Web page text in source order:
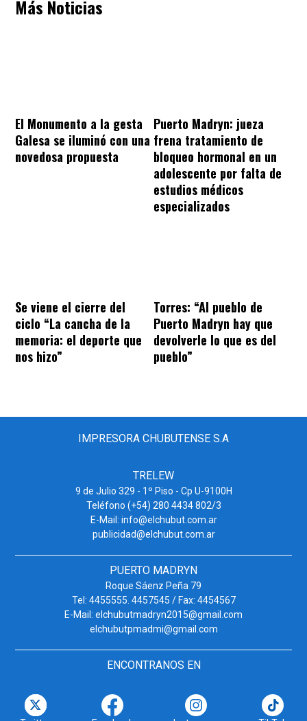
Más Noticias
El Monumento a la gesta
Galesa se iluminó con una
novedosa propuesta
Puerto Madryn: jueza
frena tratamiento de
bloqueo hormonal en un
adolescente por falta de
estudios médicos
especializados
Se viene el cierre del
ciclo “La cancha de la
memoria: el deporte que
nos hizo”
Torres: “Al pueblo de
Puerto Madryn hay que
devolverle lo que es del
pueblo”
IMPRESORA CHUBUTENSE S.A
TRELEW
9 de Julio 329 - 1º Piso - Cp U-9100H
Teléfono (+54) 280 4434 802/3
E-Mail: info@elchubut.com.ar
publicidad@elchubut.com.ar
PUERTO MADRYN
Roque Sáenz Peña 79
Tel: 4455555. 4457545 / Fax: 4454567
E-Mail: elchubutmadryn2015@gmail.com
elchubutpmadmi@gmail.com
ENCONTRANOS EN